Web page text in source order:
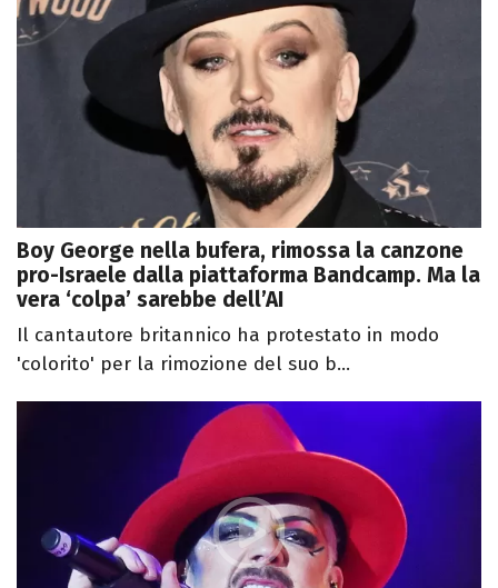
Boy George nella bufera, rimossa la canzone
pro-Israele dalla piattaforma Bandcamp. Ma la
vera ‘colpa’ sarebbe dell’AI
Il cantautore britannico ha protestato in modo
'colorito' per la rimozione del suo b...